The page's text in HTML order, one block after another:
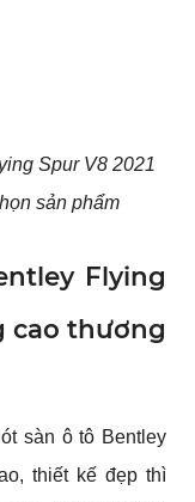
Spur V8 2021
sản phẩm
Flying
cao thương
sàn ô tô Bentley
thiết kế đẹp thì